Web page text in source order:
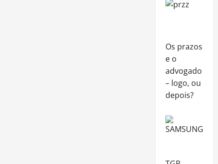
Os prazos
e o
advogado
– logo, ou
depois?